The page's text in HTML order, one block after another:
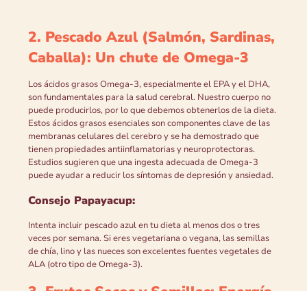
2. Pescado Azul (Salmón, Sardinas,
Caballa): Un chute de Omega-3
Los ácidos grasos Omega-3, especialmente el EPA y el DHA,
son fundamentales para la salud cerebral. Nuestro cuerpo no
puede producirlos, por lo que debemos obtenerlos de la dieta.
Estos ácidos grasos esenciales son componentes clave de las
membranas celulares del cerebro y se ha demostrado que
tienen propiedades antiinflamatorias y neuroprotectoras.
Estudios sugieren que una ingesta adecuada de Omega-3
puede ayudar a reducir los síntomas de depresión y ansiedad.
Consejo Papayacup:
Intenta incluir pescado azul en tu dieta al menos dos o tres
veces por semana. Si eres vegetariana o vegana, las semillas
de chía, lino y las nueces son excelentes fuentes vegetales de
ALA (otro tipo de Omega-3).